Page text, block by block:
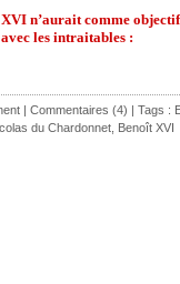
n’aurait comme
les intraitables :
| Commentaires (4) | Tags :
du Chardonnet Benoît XVI